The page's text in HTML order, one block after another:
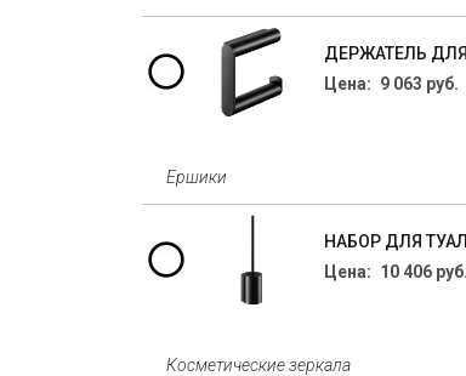
ДЕРЖАТЕЛЬ ДЛЯ
Цена: 9 063 руб.
Ершики
НАБОР ДЛЯ
Цена: 10 406 руб.
Косметические зеркала